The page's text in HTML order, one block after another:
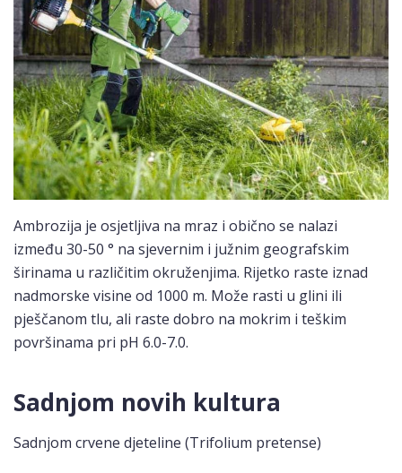
Ambrozija je osjetljiva na mraz i obično se nalazi
između 30-50 ° na sjevernim i južnim geografskim
širinama u različitim okruženjima. Rijetko raste iznad
nadmorske visine od 1000 m. Može rasti u glini ili
pješčanom tlu, ali raste dobro na mokrim i teškim
površinama pri pH 6.0-7.0.
Sadnjom novih kultura
Sadnjom crvene djeteline (Trifolium pretense)